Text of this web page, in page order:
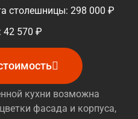
столешницы: 298 000 ₽
42 570 ₽
кухни возможна
фасада и корпуса,